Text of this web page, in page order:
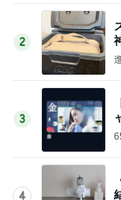
2
3
4